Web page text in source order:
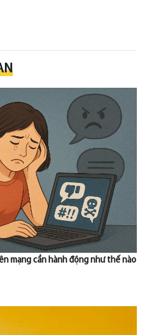
mạng cần hành động như thế nào